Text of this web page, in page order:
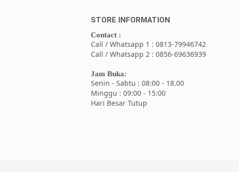
STORE INFORMATION
Contact :
Call / Whatsapp 1 : 0813-79946742
Call / Whatsapp 2 : 0856-69636939
Jam Buka:
Senin - Sabtu : 08:00 - 18.00
Minggu : 09:00 - 15:00
Hari Besar Tutup